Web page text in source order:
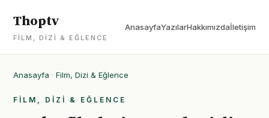
Thoptv
FILM, DIZI & EĞLENCE
AnasayfaYazılarHakkımızdaİletişim
Anasayfa · Film, Dizi & Eğlence
FILM, DIZI & EĞLENCE